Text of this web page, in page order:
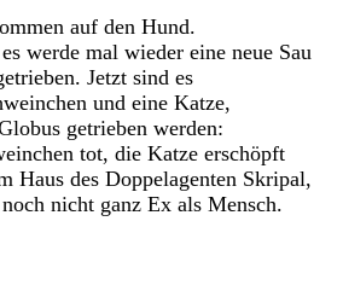
auf den Hund.
werde mal wieder eine neue Sau
Jetzt sind es
und eine Katze,
getrieben werden:
tot, die Katze erschöpft
Haus des Doppelagenten Skripal,
nicht ganz Ex als Mensch.